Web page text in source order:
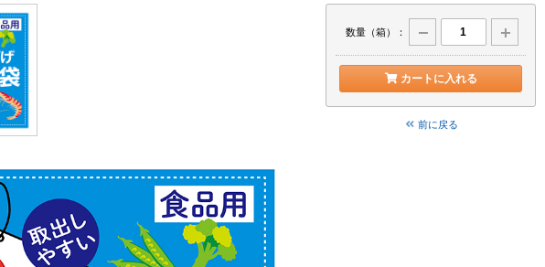
数量（箱）：
カートに入れる
前に戻る